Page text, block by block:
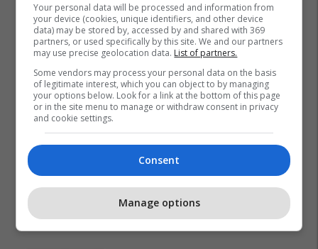
Promo Reklamo këtu
Your personal data will be processed and information from
your device (cookies, unique identifiers, and other device
data) may be stored by, accessed by and shared with 369
partners, or used specifically by this site. We and our partners
may use precise geolocation data. List of partners.
Some vendors may process your personal data on the basis
of legitimate interest, which you can object to by managing
your options below. Look for a link at the bottom of this page
or in the site menu to manage or withdraw consent in privacy
and cookie settings.
Consent
Manage options